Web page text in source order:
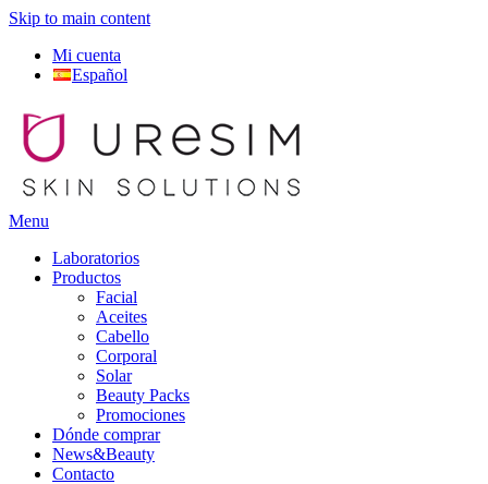
Skip to main content
Mi cuenta
Español
Menu
Laboratorios
Productos
Facial
Aceites
Cabello
Corporal
Solar
Beauty Packs
Promociones
Dónde comprar
News&Beauty
Contacto